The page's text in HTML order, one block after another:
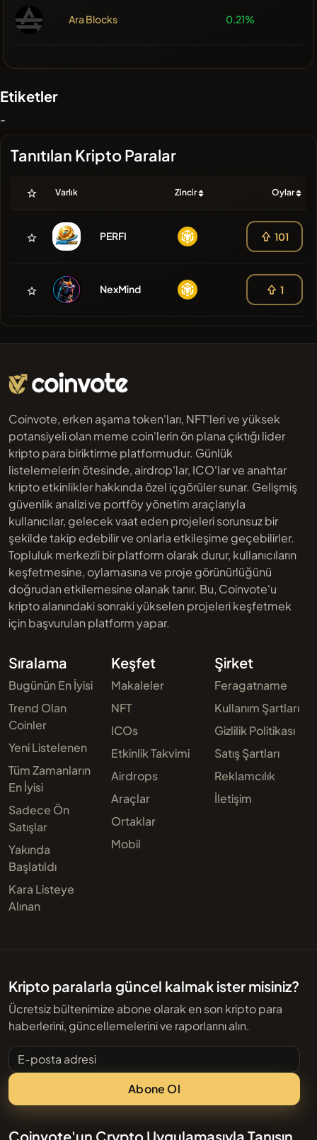
Ara Blocks 0.21%
Etiketler
-
Tanıtılan Kripto Paralar
Varlık Zincir Oylar
PERFI 101
NexMind 1
Coinvote, erken aşama token'ları, NFT'leri ve yüksek
potansiyeli olan meme coin'lerin ön plana çıktığı lider
kripto para biriktirme platformudur. Günlük
listelemelerin ötesinde, airdrop'lar, ICO'lar ve anahtar
kripto etkinlikler hakkında özel içgörüler sunar. Gelişmiş
güvenlik analizi ve portföy yönetim araçlarıyla
kullanıcılar, gelecek vaat eden projeleri sorunsuz bir
şekilde takip edebilir ve onlarla etkileşime geçebilirler.
Topluluk merkezli bir platform olarak durur, kullanıcıların
keşfetmesine, oylamasına ve proje görünürlüğünü
doğrudan etkilemesine olanak tanır. Bu, Coinvote'u
kripto alanındaki sonraki yükselen projeleri keşfetmek
için başvurulan platform yapar.
Sıralama
Bugünün En İyisi
Trend Olan
Coinler
Yeni Listelenen
Tüm Zamanların
En İyisi
Sadece Ön
Satışlar
Yakında
Başlatıldı
Kara Listeye
Alınan
Keşfet
Makaleler
NFT
ICOs
Etkinlik Takvimi
Airdrops
Araçlar
Ortaklar
Mobil
Şirket
Feragatname
Kullanım Şartları
Gizlilik Politikası
Satış Şartları
Reklamcılık
İletişim
Kripto paralarla güncel kalmak ister misiniz?
Ücretsiz bültenimize abone olarak en son kripto para
haberlerini, güncellemelerini ve raporlarını alın.
E-posta adresi
Abone Ol
Coinvote'un Crypto Uygulamasıyla Tanışın